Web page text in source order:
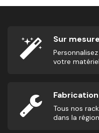
Sur mesure
votre
Tous nos
dans la